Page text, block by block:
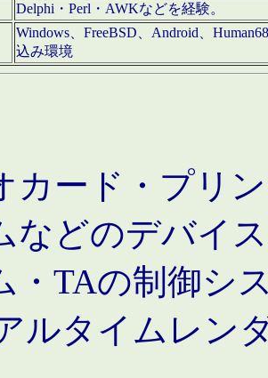
Delphi・Perl・AWKなどを経験。
Windows、FreeBSD、Android、
込み環境
カード・プリ
などのデバイ
・TAの制御シ
ルタイムレン